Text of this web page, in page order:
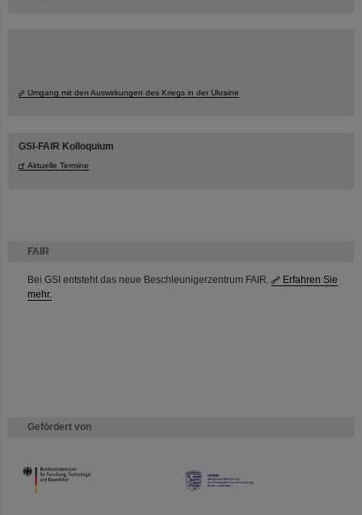
FAIR
Bei GSI entsteht das neue Beschleunigerzentrum FAIR.
Erfahren Sie
mehr.
Gefördert von
HMWK
Umgang mit den Auswirkungen des Kriegs in der Ukraine
GSI-FAIR Kolloquium
Aktuelle Termine